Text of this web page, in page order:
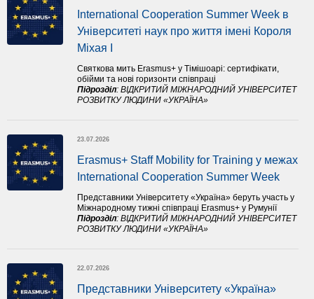
International Cooperation Summer Week в
Університеті наук про життя імені Короля
Міхая І
Святкова мить Erasmus+ у Тімішоарі: сертифікати,
обійми та нові горизонти співпраці
Підрозділ: ВІДКРИТИЙ МІЖНАРОДНИЙ УНІВЕРСИТЕТ
РОЗВИТКУ ЛЮДИНИ «УКРАЇНА»
23.07.2026
Erasmus+ Staff Mobility for Training у межах
International Cooperation Summer Week
Представники Університету «Україна» беруть участь у
Міжнародному тижні співпраці Erasmus+ у Румунії
Підрозділ: ВІДКРИТИЙ МІЖНАРОДНИЙ УНІВЕРСИТЕТ
РОЗВИТКУ ЛЮДИНИ «УКРАЇНА»
22.07.2026
Представники Університету «Україна»